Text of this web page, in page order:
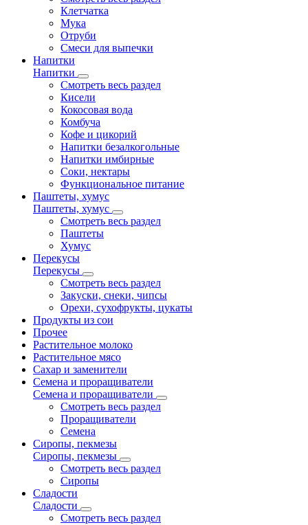
Клетчатка
Мука
Отруби
Смеси для выпечки
Напитки
Напитки
Смотреть весь раздел
Кисели
Кокосовая вода
Комбуча
Кофе и цикорий
Напитки безалкогольные
Напитки имбирные
Соки, нектары
Функциональное питание
Паштеты, хумус
Паштеты, хумус
Смотреть весь раздел
Паштеты
Хумус
Перекусы
Перекусы
Смотреть весь раздел
Закуски, снеки, чипсы
Орехи, сухофрукты, цукаты
Продукты из сои
Прочее
Растительное молоко
Растительное мясо
Сахар и заменители
Семена и проращиватели
Семена и проращиватели
Смотреть весь раздел
Проращиватели
Семена
Сиропы, пекмезы
Сиропы, пекмезы
Смотреть весь раздел
Сиропы
Сладости
Сладости
Смотреть весь раздел